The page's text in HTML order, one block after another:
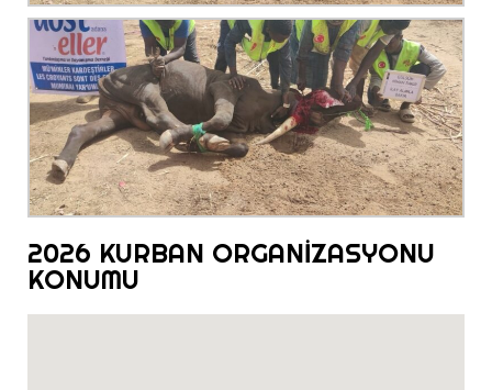
2026 KURBAN ORGANİZASYONU
KONUMU